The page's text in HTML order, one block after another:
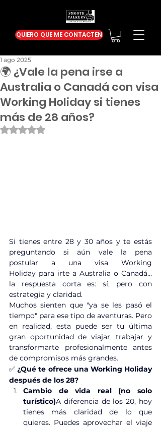
QUIERO QUE ME CONTACTEN
🌍 ¿Vale la pena irse a
Australia o Canadá con visa
Working Holiday si tienes
más de 28 años?
1 ago 2025
Obtuvo NaN de 5 estrellas.
Si tienes entre 28 y 30 años y te estás
preguntando si aún vale la pena
postular a una visa Working
Holiday para irte a Australia o Canadá...
la respuesta corta es: sí, pero con
estrategia y claridad.
Muchos sienten que "ya se les pasó el
tiempo" para ese tipo de aventuras. Pero
en realidad, esta puede ser tu última
gran oportunidad de viajar, trabajar y
transformarte profesionalmente antes
de compromisos más grandes.
✅ ¿Qué te ofrece una Working Holiday
después de los 28?
Cambio de vida real (no solo
turístico)A diferencia de los 20, hoy
tienes más claridad de lo que
quieres. Puedes aprovechar el viaje